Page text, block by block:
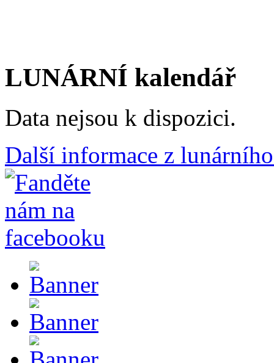
LUNÁRNÍ kalendář
Data nejsou k dispozici.
Další informace z